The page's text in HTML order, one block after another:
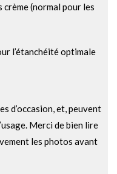
(normal pour les
l’étanchéité optimale
d’occasion, et, peuvent
Merci de bien lire
les photos avant